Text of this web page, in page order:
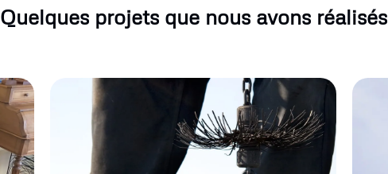
Quelques projets que nous avons réalisés